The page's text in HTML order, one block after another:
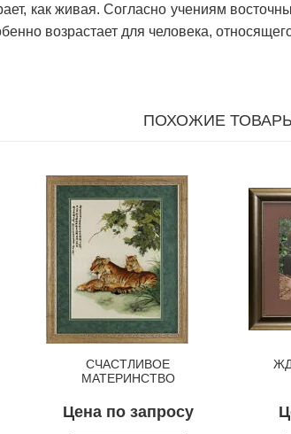
как живая. Согласно учениям
возрастает для человека,
ПОХОЖИЕ
СЧАСТЛИВОЕ
МАТЕРИНСТВО
Цена по запросу